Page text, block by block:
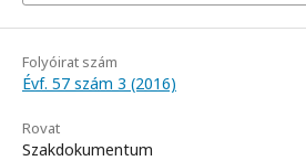
Folyóirat szám
Évf. 57 szám 3 (2016)
Rovat
Szakdokumentum